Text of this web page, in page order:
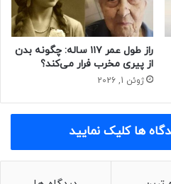
دارا بودن اجداد بومی آمریکا
کمترین احتمال برای حمل این
امروزی و نئاندرتال‌ها
حدود ۱۵ تا ۲۰ هزار سال پیش از اوراسیا به قاره
راز طول عمر ۱۱۷ ساله: چگونه بدن
از پیری مخرب فرار می‌کند؟
ژوئن 1, 2026
ها کلیک نمایید